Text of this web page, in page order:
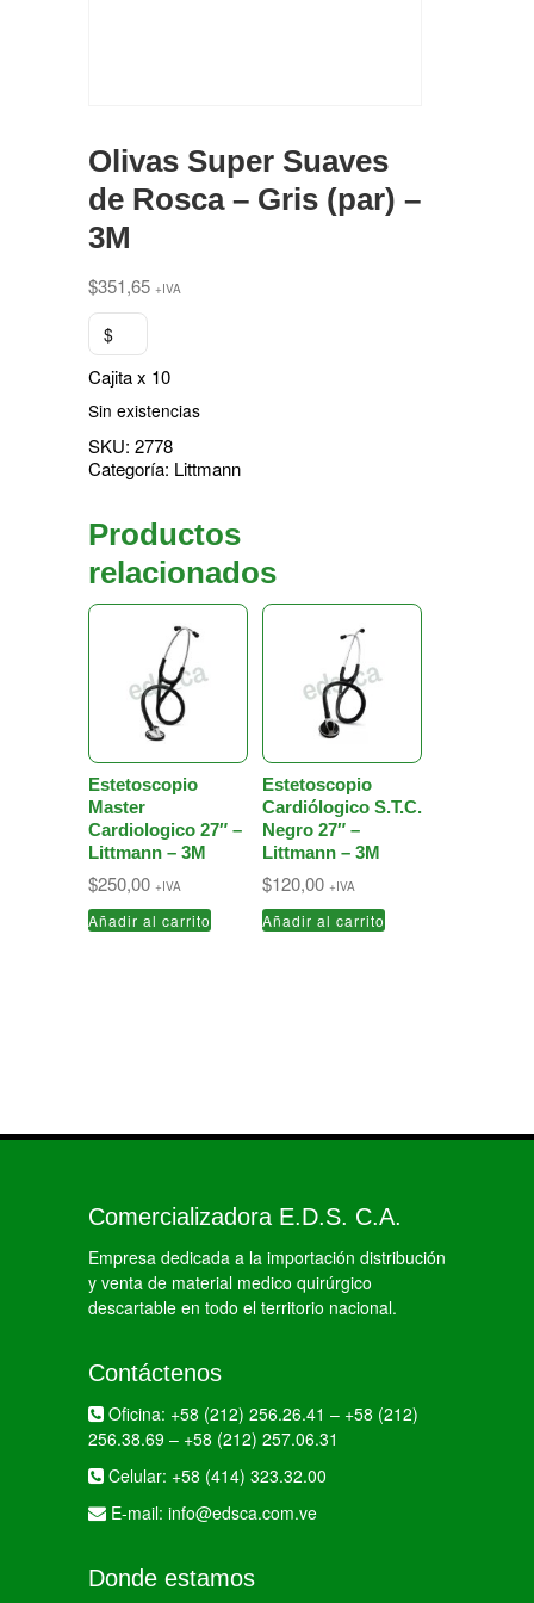
Olivas Super Suaves
de Rosca – Gris (par) –
3M
$351,65 +IVA
$
Cajita x 10
Sin existencias
SKU: 2778
Categoría: Littmann
Productos
relacionados
Estetoscopio
Master
Cardiologico 27″ –
Littmann – 3M
$250,00 +IVA
Añadir al carrito
Estetoscopio
Cardiólogico S.T.C.
Negro 27″ –
Littmann – 3M
$120,00 +IVA
Añadir al carrito
Comercializadora E.D.S. C.A.
Empresa dedicada a la importación distribución
y venta de material medico quirúrgico
descartable en todo el territorio nacional.
Contáctenos
Oficina: +58 (212) 256.26.41 – +58 (212)
256.38.69 – +58 (212) 257.06.31
Celular: +58 (414) 323.32.00
E-mail: info@edsca.com.ve
Donde estamos